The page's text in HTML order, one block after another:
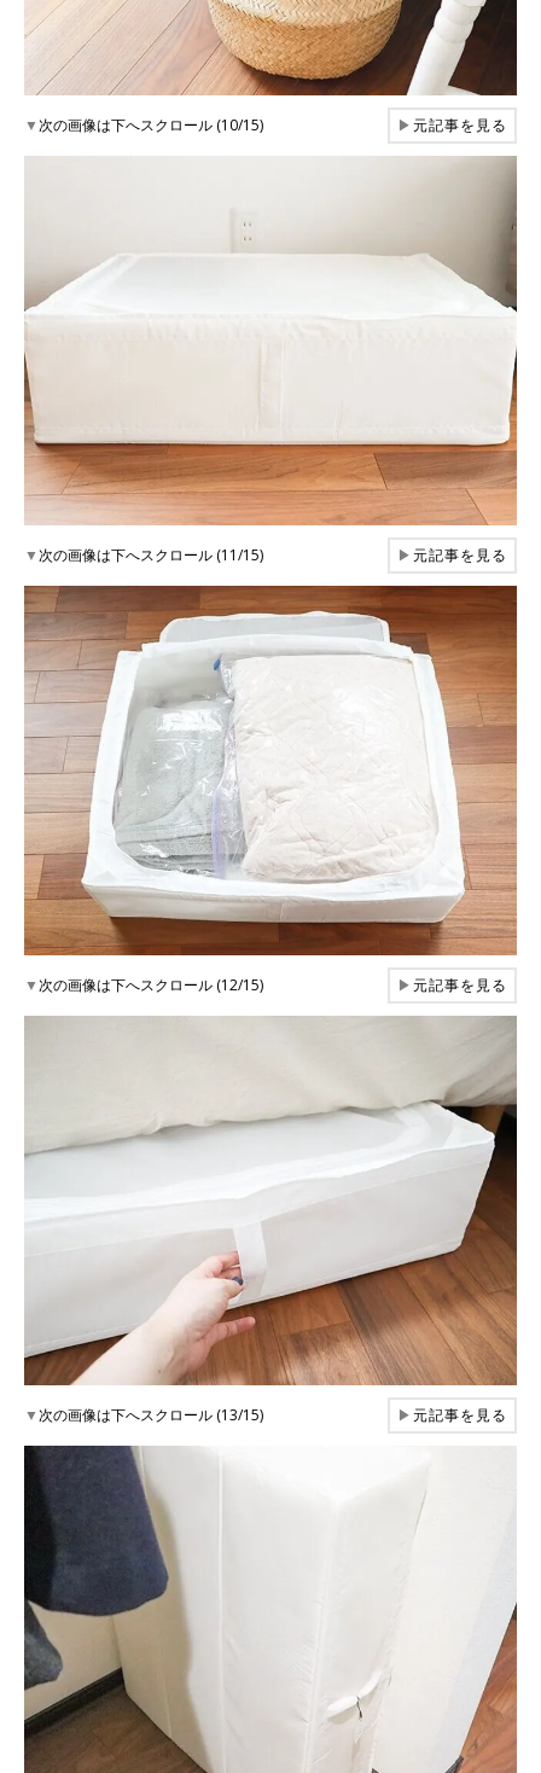
▼次の画像は下へスクロール (10/15) ▶元記事を見る
▼次の画像は下へスクロール (11/15) ▶元記事を見る
▼次の画像は下へスクロール (12/15) ▶元記事を見る
▼次の画像は下へスクロール (13/15) ▶元記事を見る